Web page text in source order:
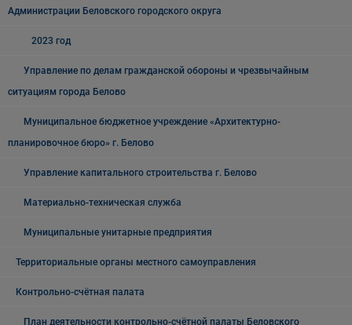
Администрации Беловского городского округа
2023 год
Управление по делам гражданской обороны и чрезвычайным
ситуациям города Белово
Муниципальное бюджетное учреждение «Архитектурно-
планировочное бюро» г. Белово
Управление капитального строительства г. Белово
Материально-техническая служба
Муниципальные унитарные предприятия
Территориальные органы местного самоуправления
Контрольно-счётная палата
План деятельности контрольно-счётной палаты Беловского